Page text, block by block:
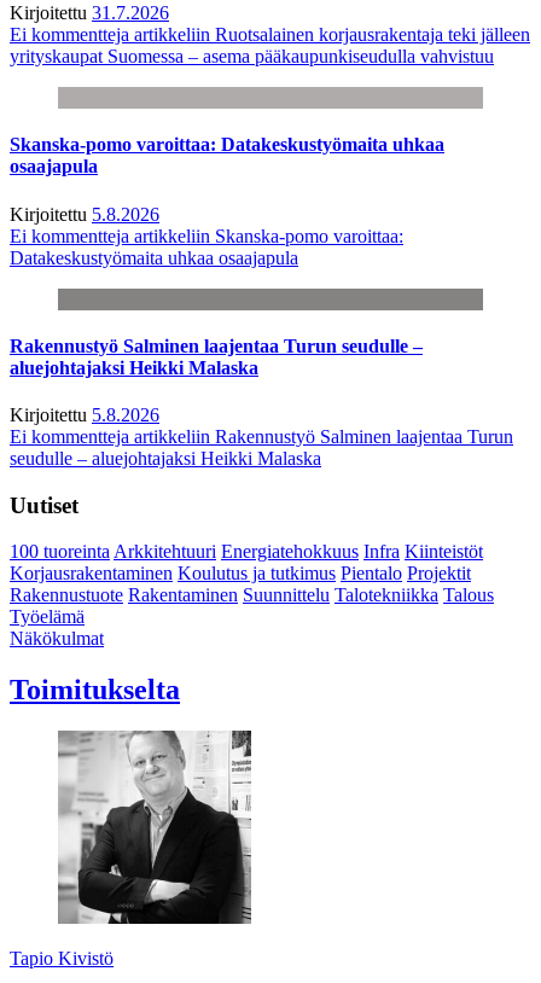
Kirjoitettu 31.7.2026
Ei kommentteja artikkeliin Ruotsalainen korjausrakentaja teki jälleen
yrityskaupat Suomessa – asema pääkaupunkiseudulla vahvistuu
Skanska-pomo varoittaa: Datakeskustyömaita uhkaa
osaajapula
Kirjoitettu 5.8.2026
Ei kommentteja artikkeliin Skanska-pomo varoittaa:
Datakeskustyömaita uhkaa osaajapula
Rakennustyö Salminen laajentaa Turun seudulle –
aluejohtajaksi Heikki Malaska
Kirjoitettu 5.8.2026
Ei kommentteja artikkeliin Rakennustyö Salminen laajentaa Turun
seudulle – aluejohtajaksi Heikki Malaska
Uutiset
100 tuoreintaArkkitehtuuri Energiatehokkuus Infra Kiinteistöt
Korjausrakentaminen Koulutus ja tutkimus Pientalo Projektit
Rakennustuote Rakentaminen Suunnittelu Talotekniikka Talous
Työelämä
Näkökulmat
Toimitukselta
Tapio Kivistö